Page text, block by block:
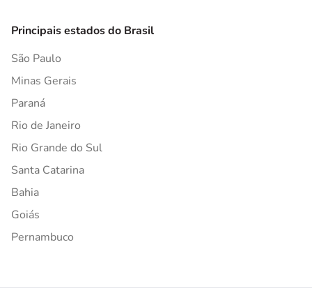
Principais estados do Brasil
São Paulo
Minas Gerais
Paraná
Rio de Janeiro
Rio Grande do Sul
Santa Catarina
Bahia
Goiás
Pernambuco